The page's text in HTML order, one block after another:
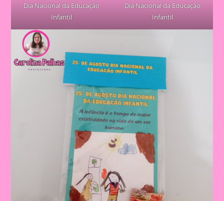
Dia Nacional da Educação
Infantil
Dia Nacional da Educação
Infantil